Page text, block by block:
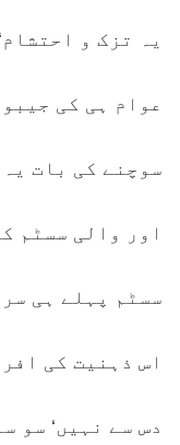
یہ تزک و
عوام ہی کی
سوچنے کی بات
اور والی سسٹم
سسٹم پہلے ہی
اس ذہنیت کی
دس سے نہیں‘ سو